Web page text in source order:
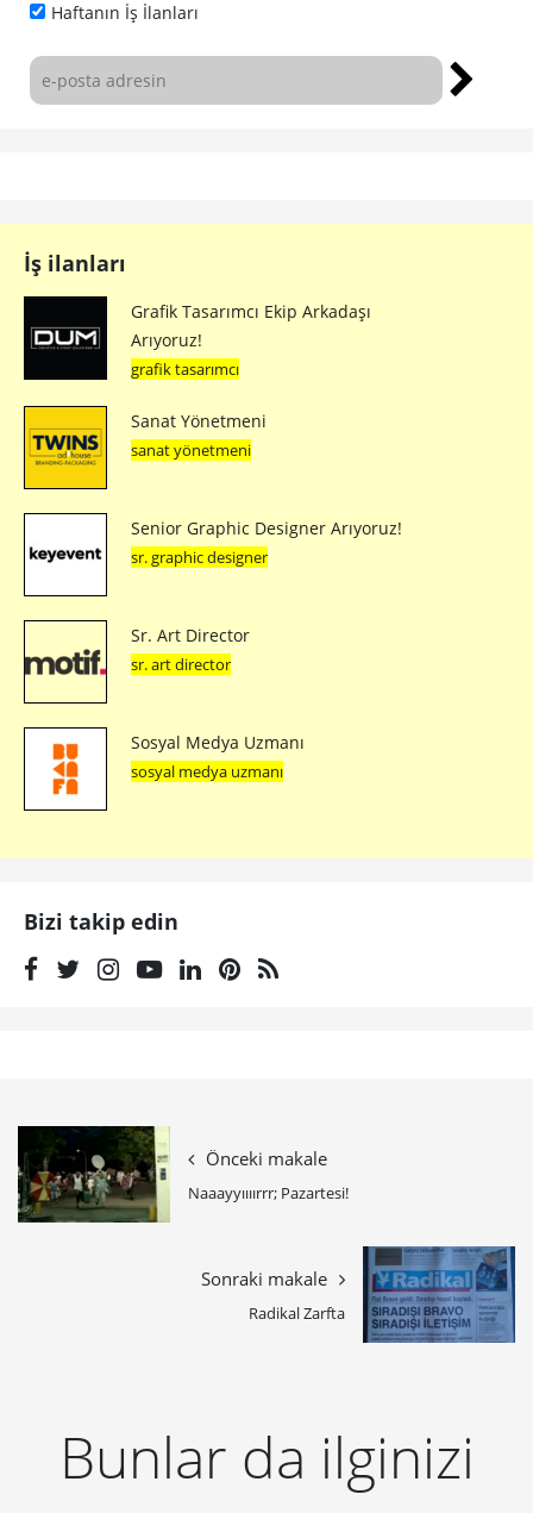
Haftanın İş İlanları
İş ilanları
Grafik Tasarımcı Ekip Arkadaşı
Arıyoruz!
grafik tasarımcı
Sanat Yönetmeni
sanat yönetmeni
Senior Graphic Designer Arıyoruz!
sr. graphic designer
Sr. Art Director
sr. art director
Sosyal Medya Uzmanı
sosyal medya uzmanı
Bizi takip edin
Önceki makale
Naaayyıııırrr; Pazartesi!
Sonraki makale
Radikal Zarfta
Bunlar da ilginizi